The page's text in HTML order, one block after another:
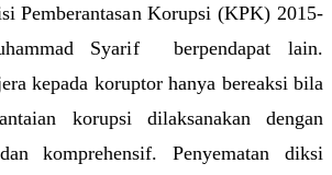
Pemberantasan Korupsi (KPK) 2015-
Syarif  berpendapat lain.
kepada koruptor hanya bereaksi bila
korupsi dilaksanakan dengan
komprehensif. Penyematan diksi